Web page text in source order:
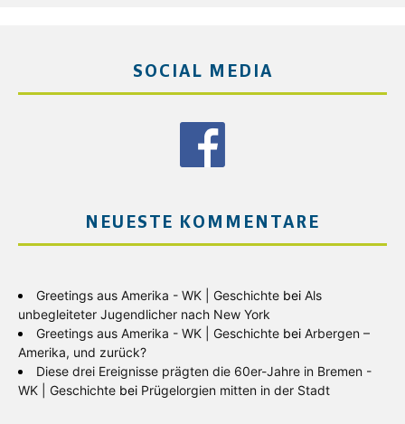
SOCIAL MEDIA
NEUESTE KOMMENTARE
Greetings aus Amerika - WK | Geschichte bei Als
unbegleiteter Jugendlicher nach New York
Greetings aus Amerika - WK | Geschichte bei Arbergen –
Amerika, und zurück?
Diese drei Ereignisse prägten die 60er-Jahre in Bremen -
WK | Geschichte bei Prügelorgien mitten in der Stadt